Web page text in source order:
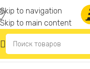
Skip to navigation
Skip to main content
Главная Конусы